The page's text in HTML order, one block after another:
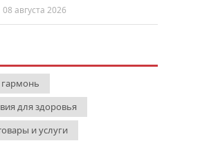
08 августа 2026
гармонь
для здоровья
и услуги